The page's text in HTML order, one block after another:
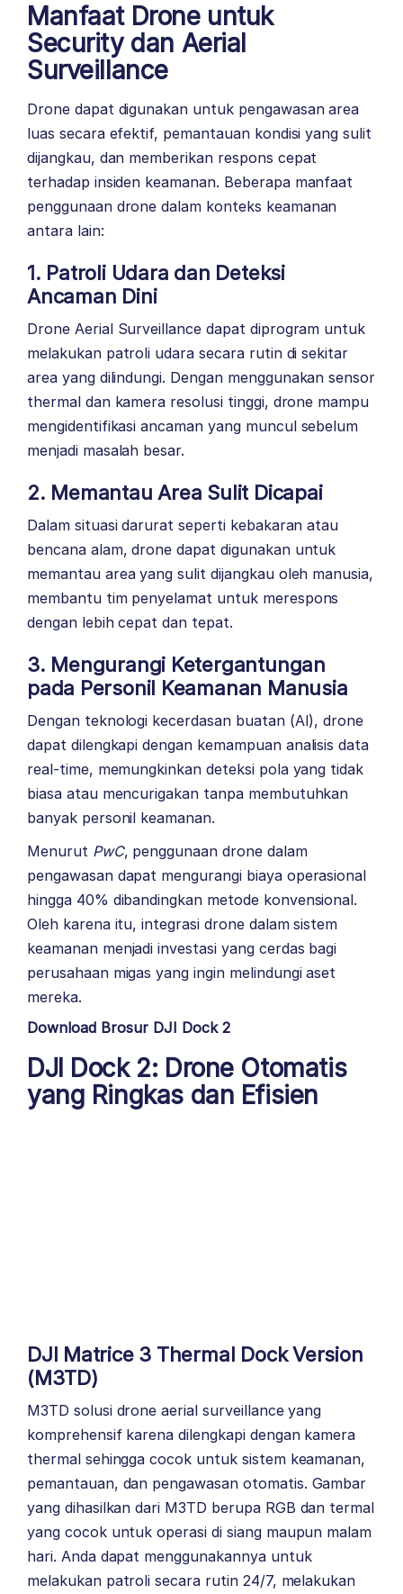
Manfaat Drone untuk
Security dan Aerial
Surveillance
Drone dapat digunakan untuk pengawasan area
luas secara efektif, pemantauan kondisi yang sulit
dijangkau, dan memberikan respons cepat
terhadap insiden keamanan. Beberapa manfaat
penggunaan drone dalam konteks keamanan
antara lain:
1. Patroli Udara dan Deteksi
Ancaman Dini
Drone Aerial Surveillance dapat diprogram untuk
melakukan patroli udara secara rutin di sekitar
area yang dilindungi. Dengan menggunakan sensor
thermal dan kamera resolusi tinggi, drone mampu
mengidentifikasi ancaman yang muncul sebelum
menjadi masalah besar.
2. Memantau Area Sulit Dicapai
Dalam situasi darurat seperti kebakaran atau
bencana alam, drone dapat digunakan untuk
memantau area yang sulit dijangkau oleh manusia,
membantu tim penyelamat untuk merespons
dengan lebih cepat dan tepat.
3. Mengurangi Ketergantungan
pada Personil Keamanan Manusia
Dengan teknologi kecerdasan buatan (AI), drone
dapat dilengkapi dengan kemampuan analisis data
real-time, memungkinkan deteksi pola yang tidak
biasa atau mencurigakan tanpa membutuhkan
banyak personil keamanan.
Menurut PwC, penggunaan drone dalam
pengawasan dapat mengurangi biaya operasional
hingga 40% dibandingkan metode konvensional.
Oleh karena itu, integrasi drone dalam sistem
keamanan menjadi investasi yang cerdas bagi
perusahaan migas yang ingin melindungi aset
mereka.
Download Brosur DJI Dock 2
DJI Dock 2: Drone Otomatis
yang Ringkas dan Efisien
DJI Matrice 3 Thermal Dock Version
(M3TD)
M3TD solusi drone aerial surveillance yang
komprehensif karena dilengkapi dengan kamera
thermal sehingga cocok untuk sistem keamanan,
pemantauan, dan pengawasan otomatis. Gambar
yang dihasilkan dari M3TD berupa RGB dan termal
yang cocok untuk operasi di siang maupun malam
hari. Anda dapat menggunakannya untuk
melakukan patroli secara rutin 24/7, melakukan